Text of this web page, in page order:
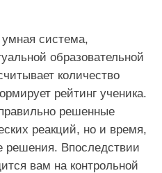
система,
образовательной
количество
рейтинг ученика.
решенные
реакций, но и время,
решения. Впоследствии
вам на контрольной